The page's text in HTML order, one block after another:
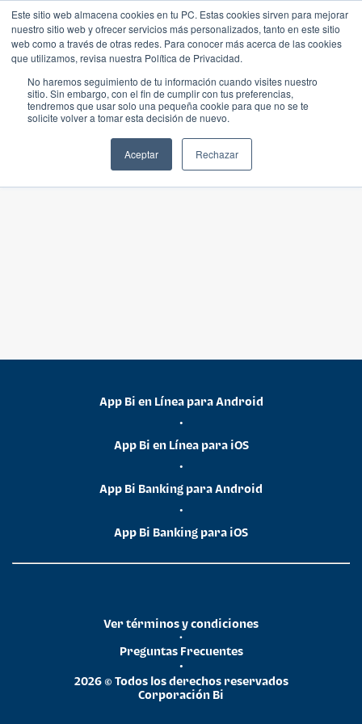
Este sitio web almacena cookies en tu PC. Estas cookies sirven para mejorar
nuestro sitio web y ofrecer servicios más personalizados, tanto en este sitio
web como a través de otras redes. Para conocer más acerca de las cookies
que utilizamos, revisa nuestra Política de Privacidad.
No haremos seguimiento de tu información cuando visites nuestro
sitio. Sin embargo, con el fin de cumplir con tus preferencias,
tendremos que usar solo una pequeña cookie para que no se te
solicite volver a tomar esta decisión de nuevo.
Aceptar Rechazar
App Bi en Línea para Android
•
App Bi en Línea para iOS
•
App Bi Banking para Android
•
App Bi Banking para iOS
2026 © Todos los derechos reservados
Corporación Bi
•
Preguntas Frecuentes
•
Ver términos y condiciones